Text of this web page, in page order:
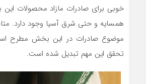
خوبی برای صادرات مازاد محصولات
همسایه و حتی شرق آسیا وجود دارد.
موضوع صادرات در این بخش مطرح
تحقق این مهم تبدیل شده است.